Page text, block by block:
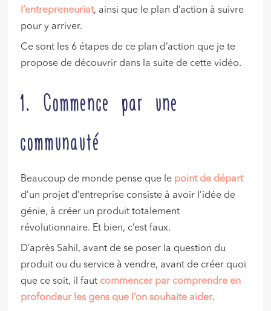
l’entrepreneuriat, ainsi que le plan d’action à suivre
pour y arriver.
Ce sont les 6 étapes de ce plan d’action que je te
propose de découvrir dans la suite de cette vidéo.
1. Commence par une
communauté
Beaucoup de monde pense que le point de départ
d’un projet d’entreprise consiste à avoir l’idée de
génie, à créer un produit totalement
révolutionnaire. Et bien, c’est faux.
D’après Sahil, avant de se poser la question du
produit ou du service à vendre, avant de créer quoi
que ce soit, il faut commencer par comprendre en
profondeur les gens que l’on souhaite aider.